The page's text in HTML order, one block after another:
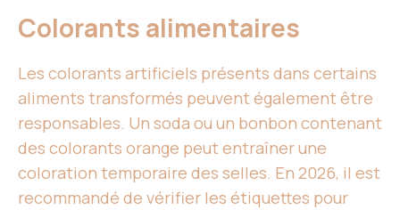
Colorants alimentaires
Les colorants artificiels présents dans certains
aliments transformés peuvent également être
responsables. Un soda ou un bonbon contenant
des colorants orange peut entraîner une
coloration temporaire des selles. En 2026, il est
recommandé de vérifier les étiquettes pour